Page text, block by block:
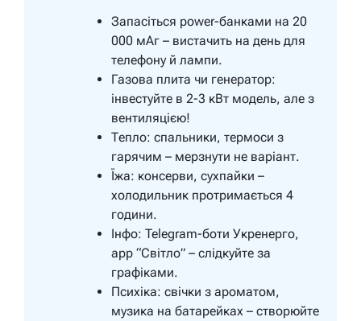
Запасіться power-банками на 20
000 мАг – вистачить на день для
телефону й лампи.
Газова плита чи генератор:
інвестуйте в 2-3 кВт модель, але з
вентиляцією!
Тепло: спальники, термоси з
гарячим – мерзнути не варіант.
Їжа: консерви, сухпайки –
холодильник протримається 4
години.
Інфо: Telegram-боти Укренерго,
app “Світло” – слідкуйте за
графіками.
Психіка: свічки з ароматом,
музика на батарейках – створюйте